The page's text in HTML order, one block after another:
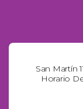
San Martín
Horario